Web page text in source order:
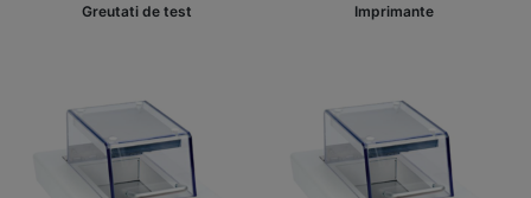
Greutati de test Imprimante